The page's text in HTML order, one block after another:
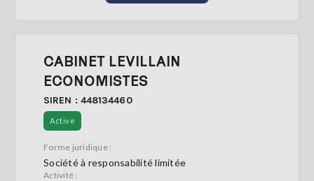
CABINET LEVILLAIN
ECONOMISTES
SIREN : 448134460
Active
Forme juridique :
Société à responsabilité limitée
Activité :